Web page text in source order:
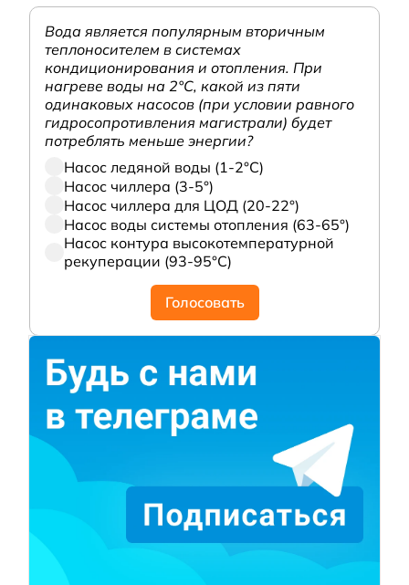
Вода является популярным вторичным
теплоносителем в системах
кондиционирования и отопления. При
нагреве воды на 2°С, какой из пяти
одинаковых насосов (при условии равного
гидросопротивления магистрали) будет
потреблять меньше энергии?
Насос ледяной воды (1-2°С)
Насос чиллера (3-5°)
Насос чиллера для ЦОД (20-22°)
Насос воды системы отопления (63-65°)
Насос контура высокотемпературной
рекуперации (93-95°С)
Голосовать